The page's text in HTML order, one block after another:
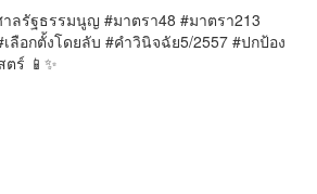
ลรัฐธรรมนูญ #มาตรา48 #มาตรา213
ลือกตั้งโดยลับ #คำวินิจฉัย5/2557 #ปกป้อง
ร์ 📱✨